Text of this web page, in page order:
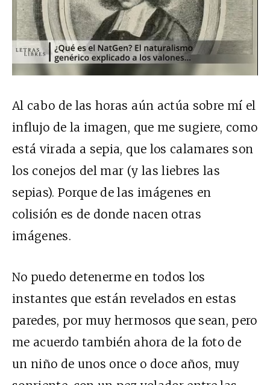
Al cabo de las horas aún actúa sobre mí el
influjo de la imagen, que me sugiere, como
está virada a sepia, que los calamares son
los conejos del mar (y las liebres las
sepias). Porque de las imágenes en
colisión es de donde nacen otras
imágenes.
No puedo detenerme en todos los
instantes que están revelados en estas
paredes, por muy hermosos que sean, pero
me acuerdo también ahora de la foto de
un niño de unos once o doce años, muy